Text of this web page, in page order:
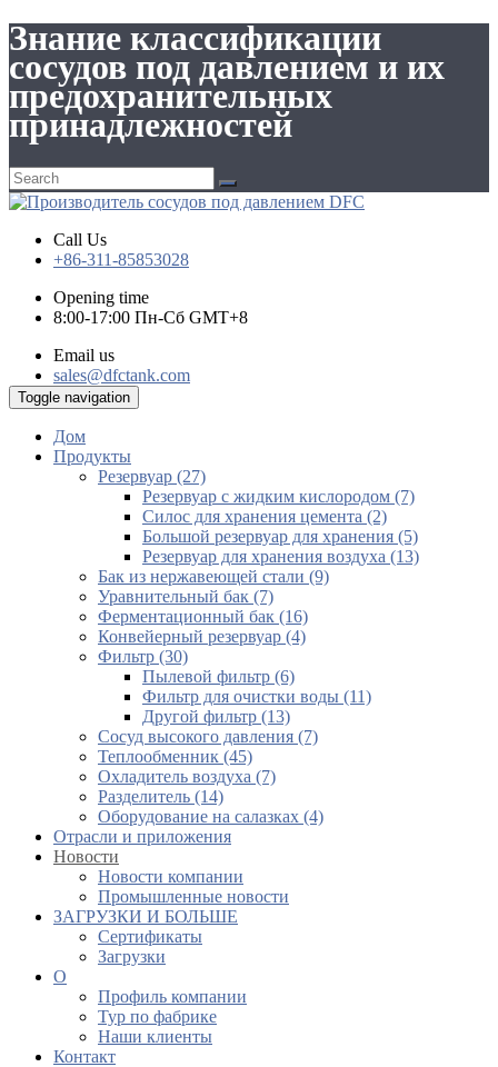
Знание классификации
сосудов под давлением и их
предохранительных
принадлежностей
Call Us
+86-311-85853028
Opening time
8:00-17:00 Пн-Сб GMT+8
Email us
sales@dfctank.com
Toggle navigation
Дом
Продукты
Резервуар (27)
Резервуар с жидким кислородом (7)
Силос для хранения цемента (2)
Большой резервуар для хранения (5)
Резервуар для хранения воздуха (13)
Бак из нержавеющей стали (9)
Уравнительный бак (7)
Ферментационный бак (16)
Конвейерный резервуар (4)
Фильтр (30)
Пылевой фильтр (6)
Фильтр для очистки воды (11)
Другой фильтр (13)
Сосуд высокого давления (7)
Теплообменник (45)
Охладитель воздуха (7)
Разделитель (14)
Оборудование на салазках (4)
Отрасли и приложения
Новости
Новости компании
Промышленные новости
ЗАГРУЗКИ И БОЛЬШЕ
Сертификаты
Загрузки
О
Профиль компании
Тур по фабрике
Наши клиенты
Контакт